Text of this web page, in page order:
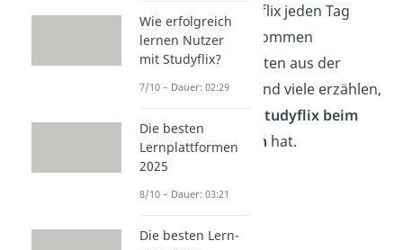
Leute, die Studyflix jeden Tag
nutzen. Wir bekommen
täglich Nachrichten aus der
Community — und viele erzählen,
Studyflix beim
Lernen geholfen hat.
Wie erfolgreich
lernen Nutzer
mit Studyflix?
7/10 – Dauer: 02:29
Die besten
Lernplattformen
2025
8/10 – Dauer: 03:21
Die besten Lern-